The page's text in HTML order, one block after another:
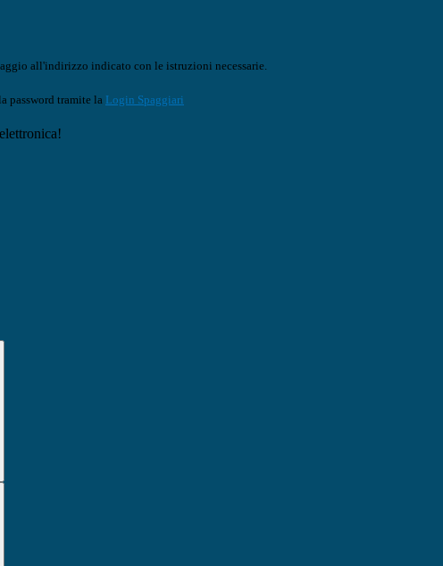
all'indirizzo indicato con le istruzioni necessarie.
password tramite la Login Spaggiari